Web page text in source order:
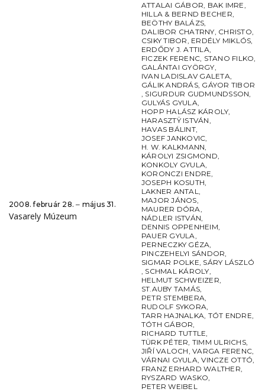
2008. február 28. ‒ május 31.
Vasarely Múzeum
ATTALAI GÁBOR, BAK IMRE,
HILLA & BERND BECHER,
BEÖTHY BALÁZS,
DALIBOR CHATRNY, CHRISTO,
CSIKY TIBOR, ERDÉLY MIKLÓS,
ERDŐDY J. ATTILA,
FICZEK FERENC, STANO FILKO,
GALÁNTAI GYÖRGY,
IVAN LADISLAV GALETA,
GÁLIK ANDRÁS, GÁYOR TIBOR
, SIGURDUR GUDMUNDSSON,
GULYÁS GYULA,
HOPP HALÁSZ KÁROLY,
HARASZTŸ ISTVÁN,
HAVAS BÁLINT,
JOSEF JANKOVIC,
H. W. KALKMANN,
KÁROLYI ZSIGMOND,
KONKOLY GYULA,
KORONCZI ENDRE,
JOSEPH KOSUTH,
LAKNER ANTAL,
MAJOR JÁNOS,
MAURER DÓRA,
NÁDLER ISTVÁN,
DENNIS OPPENHEIM,
PAUER GYULA,
PERNECZKY GÉZA,
PINCZEHELYI SÁNDOR,
SIGMAR POLKE, SÁRY LÁSZLÓ
, SCHMAL KÁROLY,
HELMUT SCHWEIZER,
ST.AUBY TAMÁS,
PETR STEMBERA,
RUDOLF SYKORA,
TARR HAJNALKA, TÓT ENDRE,
TÓTH GÁBOR,
RICHARD TUTTLE,
TÜRK PÉTER, TIMM ULRICHS,
JIŘÍ VALOCH,VARGA FERENC,
VÁRNAI GYULA,VINCZE OTTÓ,
FRANZ ERHARD WALTHER,
RYSZARD WASKO,
PETER WEIBEL